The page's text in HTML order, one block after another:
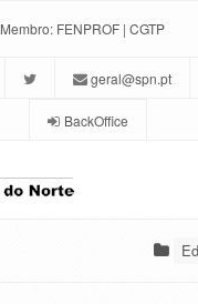
Membro: FENPROF | CGTP
geral@spn.pt
BackOffice